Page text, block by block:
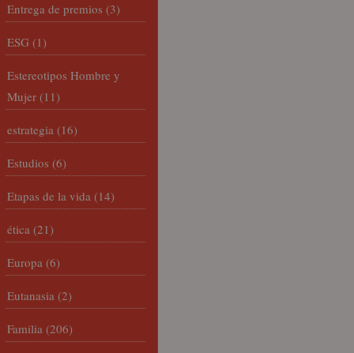
Entrega de premios (3)
ESG (1)
Estereotipos Hombre y
Mujer (11)
estrategia (16)
Estudios (6)
Etapas de la vida (14)
ética (21)
Europa (6)
Eutanasia (2)
Familia (206)